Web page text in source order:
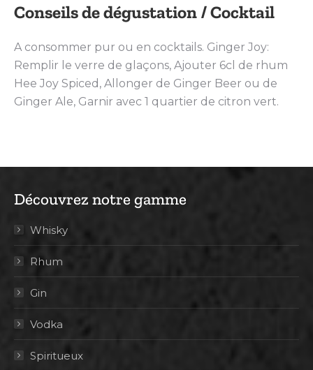
Conseils de dégustation / Cocktail
A consommer pur ou en cocktails. Ginger Joy:
Remplir le verre de glaçons, Ajouter 6cl de rhum
Hee Joy Spiced, Allonger de Ginger Beer ou de
Ginger Ale, Garnir avec 1 quartier de citron vert.
Découvrez notre gamme
Whisky
Rhum
Gin
Vodka
Spiritueux